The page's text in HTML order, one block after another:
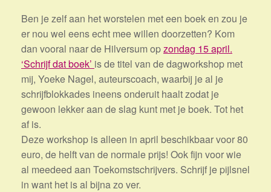
Ben je zelf aan het worstelen met een boek en zou je
er nou wel eens echt mee willen doorzetten? Kom
dan vooral naar de Hilversum opzondag 15 april.
‘Schrijf dat boek’ is de titel van de dagworkshop met
mij, Yoeke Nagel, auteurscoach, waarbij je al je
schrijfblokkades ineens onderuit haalt zodat je
gewoon lekker aan de slag kunt met je boek. Tot het
af is.
Deze workshop is alleen in april beschikbaar voor 80
euro, de helft van de normale prijs! Ook fijn voor wie
al meedeed aan Toekomstschrijvers. Schrijf je pijlsnel
in want het is al bijna zo ver.